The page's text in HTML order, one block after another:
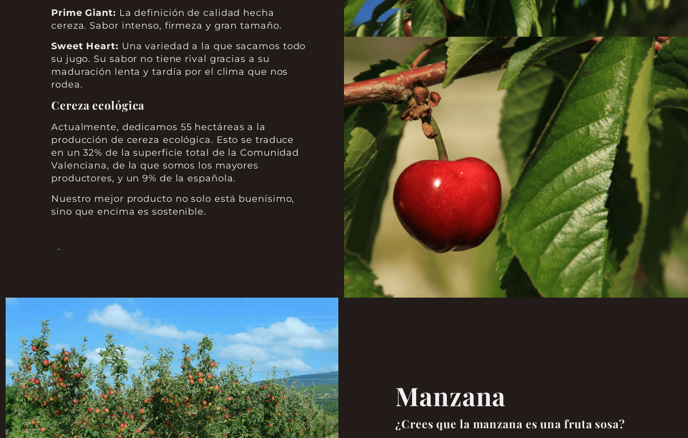
Prime Giant: La definición de calidad hecha
cereza. Sabor intenso, firmeza y gran tamaño.
Sweet Heart: Una variedad a la que sacamos todo
su jugo. Su sabor no tiene rival gracias a su
maduración lenta y tardía por el clima que nos
rodea.
Cereza ecológica
Actualmente, dedicamos 55 hectáreas a la
producción de cereza ecológica. Esto se traduce
en un 32% de la superficie total de la Comunidad
Valenciana, de la que somos los mayores
productores, y un 9% de la española.
Nuestro mejor producto no solo está buenísimo,
sino que encima es sostenible.
Manzana
¿Crees que la manzana es una fruta sosa?